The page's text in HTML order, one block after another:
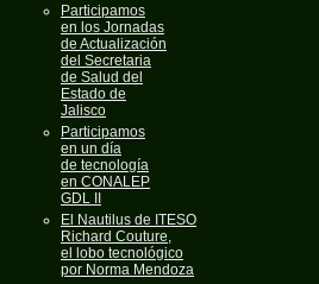
Participamos
en los Jornadas
de Actualización
del Secretaria
de Salud del
Estado de
Jalisco
Participamos
en un día
de tecnología
en CONALEP
GDL II
El Nautilus de ITESO
Richard Couture,
el lobo tecnológico
por Norma Mendoza